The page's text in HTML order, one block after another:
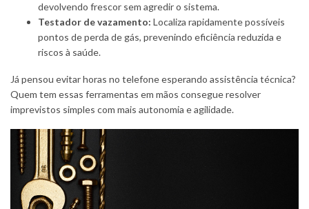
devolvendo frescor sem agredir o sistema.
Testador de vazamento: Localiza rapidamente possíveis
pontos de perda de gás, prevenindo eficiência reduzida e
riscos à saúde.
Já pensou evitar horas no telefone esperando assistência técnica?
Quem tem essas ferramentas em mãos consegue resolver
imprevistos simples com mais autonomia e agilidade.